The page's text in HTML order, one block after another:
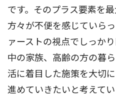
です。そのプラス要素を
方々が不便を感じていら
ァーストの視点でしっか
中の家族、高齢の方の暮
活に着目した施策を大切
進めていきたいと考えてい